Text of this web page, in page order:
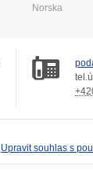
Norska
Upravit souhlas s